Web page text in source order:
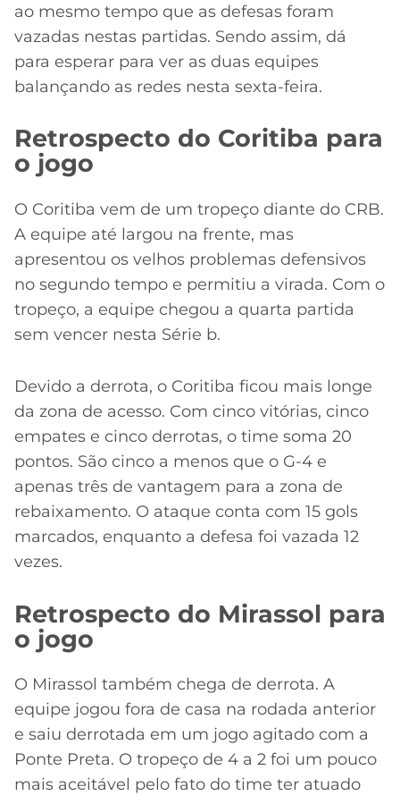
ao mesmo tempo que as defesas foram
vazadas nestas partidas. Sendo assim, dá
para esperar para ver as duas equipes
balançando as redes nesta sexta-feira.
Retrospecto do Coritiba para
o jogo
O Coritiba vem de um tropeço diante do CRB.
A equipe até largou na frente, mas
apresentou os velhos problemas defensivos
no segundo tempo e permitiu a virada. Com o
tropeço, a equipe chegou a quarta partida
sem vencer nesta Série b.
Devido a derrota, o Coritiba ficou mais longe
da zona de acesso. Com cinco vitórias, cinco
empates e cinco derrotas, o time soma 20
pontos. São cinco a menos que o G-4 e
apenas três de vantagem para a zona de
rebaixamento. O ataque conta com 15 gols
marcados, enquanto a defesa foi vazada 12
vezes.
Retrospecto do Mirassol para
o jogo
O Mirassol também chega de derrota. A
equipe jogou fora de casa na rodada anterior
e saiu derrotada em um jogo agitado com a
Ponte Preta. O tropeço de 4 a 2 foi um pouco
mais aceitável pelo fato do time ter atuado